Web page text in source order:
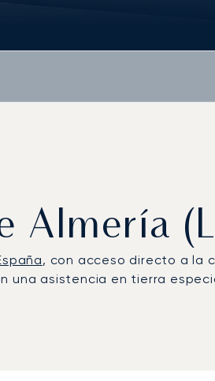
Almería
, con acceso directo a la
una asistencia en tierra